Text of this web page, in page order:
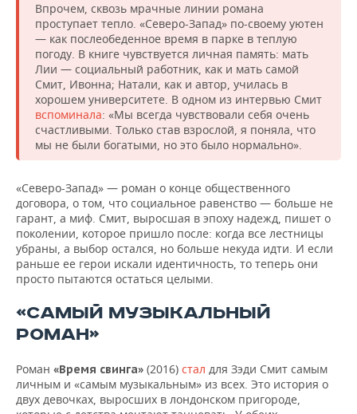
Впрочем, сквозь мрачные линии романа
проступает тепло. «Северо-Запад» по-своему уютен
— как послеобеденное время в парке в теплую
погоду. В книге чувствуется личная память: мать
Лии — социальный работник, как и мать самой
Смит, Ивонна; Натали, как и автор, училась в
хорошем университете. В одном из интервью Смит
вспоминала: «Мы всегда чувствовали себя очень
счастливыми. Только став взрослой, я поняла, что
мы не были богатыми, но это было нормально».
«Северо-Запад» — роман о конце общественного
договора, о том, что социальное равенство — больше не
гарант, а миф. Смит, выросшая в эпоху надежд, пишет о
поколении, которое пришло после: когда все лестницы
убраны, а выбор остался, но больше некуда идти. И если
раньше ее герои искали идентичность, то теперь они
просто пытаются остаться целыми.
«САМЫЙ МУЗЫКАЛЬНЫЙ
РОМАН»
Роман «Время свинга» (2016) стал для Зэди Смит самым
личным и «самым музыкальным» из всех. Это история о
двух девочках, выросших в лондонском пригороде,